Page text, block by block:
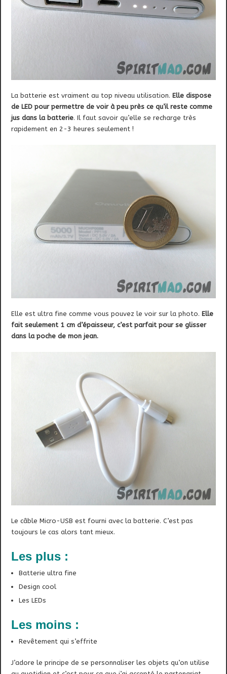
La batterie est vraiment au top niveau utilisation. Elle dispose
de LED pour permettre de voir à peu près ce qu’il reste comme
jus dans la batterie. Il faut savoir qu’elle se recharge très
rapidement en 2-3 heures seulement !
Elle est ultra fine comme vous pouvez le voir sur la photo.Elle
fait seulement 1 cm d’épaisseur, c’est parfait pour se glisser
dans la poche de mon jean.
Le câble Micro-USB est fourni avec la batterie. C’est pas
toujours le cas alors tant mieux.
Les plus :
Batterie ultra fine
Design cool
Les LEDs
Les moins :
Revêtement qui s’effrite
J’adore le principe de se personnaliser les objets qu’on utilise